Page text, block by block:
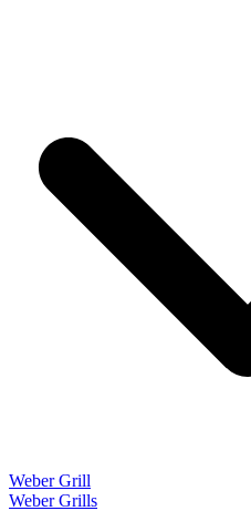
Weber Grill
Weber Grills